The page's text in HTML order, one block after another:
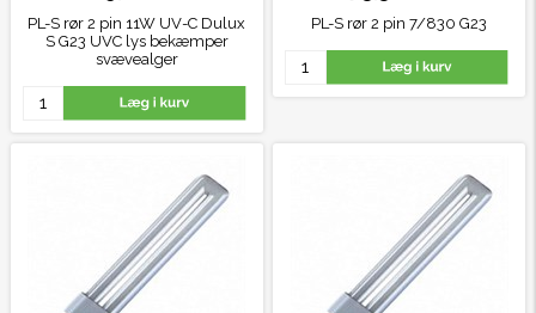
PL-S rør 2 pin 11W UV-C Dulux
S G23 UVC lys bekæmper
svævealger
PL-S rør 2 pin 7/830G23